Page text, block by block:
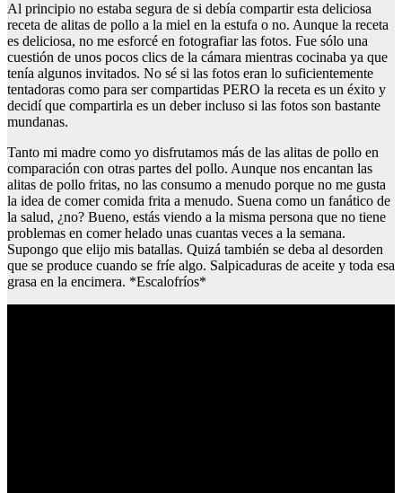
Al principio no estaba segura de si debía compartir esta deliciosa
receta de alitas de pollo a la miel en la estufa o no. Aunque la receta
es deliciosa, no me esforcé en fotografiar las fotos. Fue sólo una
cuestión de unos pocos clics de la cámara mientras cocinaba ya que
tenía algunos invitados. No sé si las fotos eran lo suficientemente
tentadoras como para ser compartidas PERO la receta es un éxito y
decidí que compartirla es un deber incluso si las fotos son bastante
mundanas.
Tanto mi madre como yo disfrutamos más de las alitas de pollo en
comparación con otras partes del pollo. Aunque nos encantan las
alitas de pollo fritas, no las consumo a menudo porque no me gusta
la idea de comer comida frita a menudo. Suena como un fanático de
la salud, ¿no? Bueno, estás viendo a la misma persona que no tiene
problemas en comer helado unas cuantas veces a la semana.
Supongo que elijo mis batallas. Quizá también se deba al desorden
que se produce cuando se fríe algo. Salpicaduras de aceite y toda esa
grasa en la encimera. *Escalofríos*